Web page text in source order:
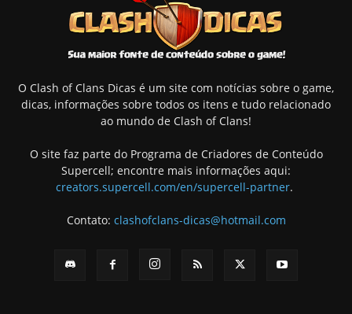
O Clash of Clans Dicas é um site com notícias sobre o game,
dicas, informações sobre todos os itens e tudo relacionado
ao mundo de Clash of Clans!
O site faz parte do Programa de Criadores de Conteúdo
Supercell; encontre mais informações aqui:
creators.supercell.com/en/supercell-partner.
Contato: clashofclans-dicas@hotmail.com